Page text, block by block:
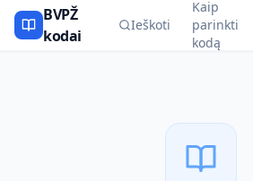
BVPŽ
kodai
Ieškoti
Kaip
parinkti
kodą